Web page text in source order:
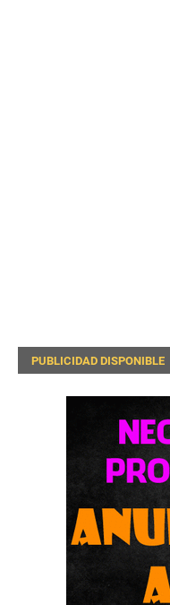
PUBLICIDAD DISPONIBLE